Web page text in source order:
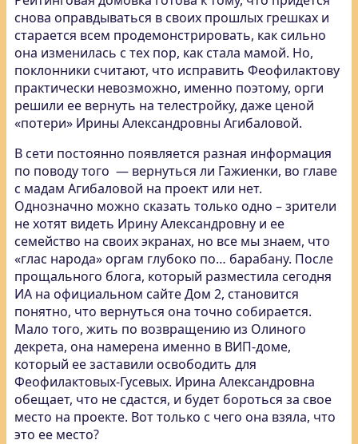
снова оправдываться в своих прошлых грешках и
старается всем продемонстрировать, как сильно
она изменилась с тех пор, как стала мамой. Но,
поклонники считают, что исправить Феофилактову
практически невозможно, именно поэтому, орги
решили ее вернуть на телестройку, даже ценой
«потери» Ирины Александровны Агибаловой.
В сети постоянно появляется разная информация
по поводу того — вернуться ли Гажиенки, во главе
с мадам Агибаловой на проект или нет.
Однозначно можно сказать только одно – зрители
не хотят видеть Ирину Александровну и ее
семейство на своих экранах, но все мы знаем, что
«глас народа» оргам глубоко по… барабану. После
прощального блога, который разместила сегодня
ИА на официальном сайте Дом 2, становится
понятно, что вернуться она точно собирается.
Мало того, жить по возвращению из Олиного
декрета, она намерена именно в ВИП-доме,
который ее заставили освободить для
Феофилактовых-Гусевых. Ирина Александровна
обещает, что не сдастся, и будет бороться за свое
место на проекте. Вот только с чего она взяла, что
это ее место?